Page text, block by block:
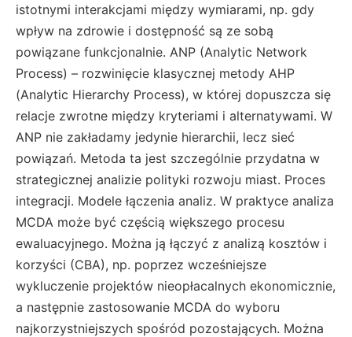
istotnymi interakcjami między wymiarami, np. gdy
wpływ na zdrowie i dostępność są ze sobą
powiązane funkcjonalnie. ANP (Analytic Network
Process) – rozwinięcie klasycznej metody AHP
(Analytic Hierarchy Process), w której dopuszcza się
relacje zwrotne między kryteriami i alternatywami. W
ANP nie zakładamy jedynie hierarchii, lecz sieć
powiązań. Metoda ta jest szczególnie przydatna w
strategicznej analizie polityki rozwoju miast. Proces
integracji. Modele łączenia analiz. W praktyce analiza
MCDA może być częścią większego procesu
ewaluacyjnego. Można ją łączyć z analizą kosztów i
korzyści (CBA), np. poprzez wcześniejsze
wykluczenie projektów nieopłacalnych ekonomicznie,
a następnie zastosowanie MCDA do wyboru
najkorzystniejszych spośród pozostających. Można